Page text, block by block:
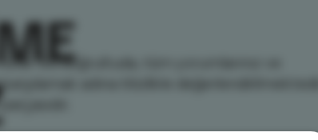
Bu doğrultuda, tüm yorumlarınız ve
adına titizlikle değerlendirilmektedir.